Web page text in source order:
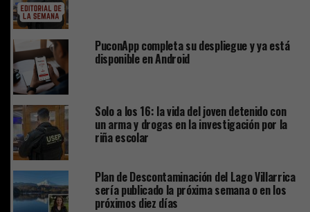
PuconApp completa su despliegue y ya está
disponible en Android
Solo a los 16: la vida del joven detenido con
un arma y drogas en la investigación por la
riña escolar
Plan de Descontaminación del Lago Villarrica
sería publicado la próxima semana o en los
próximos diez días